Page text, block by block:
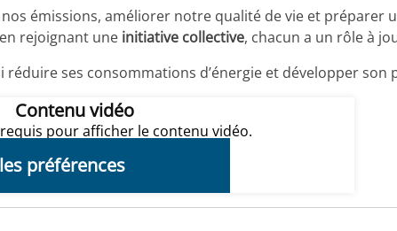
nos émissions, améliorer notre qualité de vie et préparer
rejoignant une initiative collective, chacun a un rôle à
réduire ses consommations d’énergie et développer
Contenu vidéo
pour afficher le contenu vidéo.
préférences